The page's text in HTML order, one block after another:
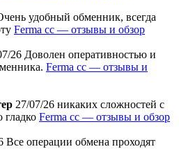
удобный обменник, всегда
Ferma cc — отзывы и обзор
26 Доволен оперативностью и
Ferma cc — отзывы и
27/07/26 никаких сложностей с
Ferma cc — отзывы и обзор
Все операции обмена проходят